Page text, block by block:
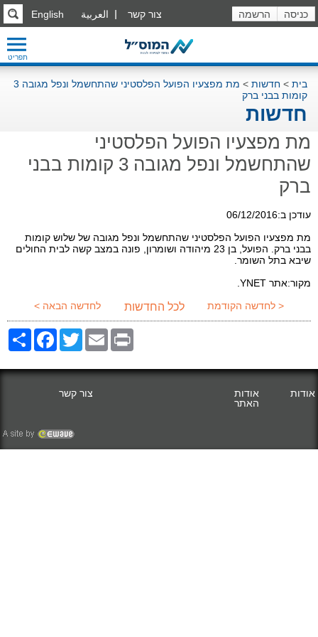
כניסה הרשמה English العربية צור קשר
תפריט
בית > חדשות >
מת מפצעיו הפועל הפלסטיני שהתחשמל ונפל מגובה 3
קומות בבני ברק
חדשות
מת מפצעיו הפועל הפלסטיני
שהתחשמל ונפל מגובה 3 קומות בבני
ברק
עודכן ב:06/12/2016
מת מפצעיו הפועל הפלסטיני שהתחשמל ונפל מגובה של שלוש קומות
בבני ברק. הפועל, בן 23 מיהודה ושומרון, פונה במצב קשה לבית החולים
שיבא בתל השומר.
מקור:אתר YNET.
< לחדשה הקודמת
לכל החדשות לחדשה הבאה >
ShareFacebookTwitter Email Print
אודות
אודות
האתר
צור קשר